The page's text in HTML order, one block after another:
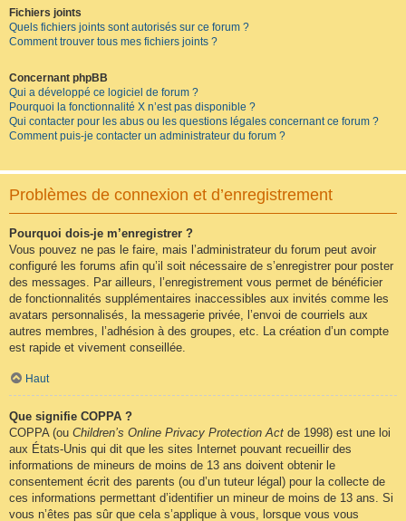
Fichiers joints
Quels fichiers joints sont autorisés sur ce forum ?
Comment trouver tous mes fichiers joints ?
Concernant phpBB
Qui a développé ce logiciel de forum ?
Pourquoi la fonctionnalité X n’est pas disponible ?
Qui contacter pour les abus ou les questions légales concernant ce forum ?
Comment puis-je contacter un administrateur du forum ?
Problèmes de connexion et d’enregistrement
Pourquoi dois-je m’enregistrer ?
Vous pouvez ne pas le faire, mais l’administrateur du forum peut avoir
configuré les forums afin qu’il soit nécessaire de s’enregistrer pour poster
des messages. Par ailleurs, l’enregistrement vous permet de bénéficier
de fonctionnalités supplémentaires inaccessibles aux invités comme les
avatars personnalisés, la messagerie privée, l’envoi de courriels aux
autres membres, l’adhésion à des groupes, etc. La création d’un compte
est rapide et vivement conseillée.
Haut
Que signifie COPPA ?
COPPA (ou Children’s Online Privacy Protection Act de 1998) est une loi
aux États-Unis qui dit que les sites Internet pouvant recueillir des
informations de mineurs de moins de 13 ans doivent obtenir le
consentement écrit des parents (ou d’un tuteur légal) pour la collecte de
ces informations permettant d’identifier un mineur de moins de 13 ans. Si
vous n’êtes pas sûr que cela s’applique à vous, lorsque vous vous